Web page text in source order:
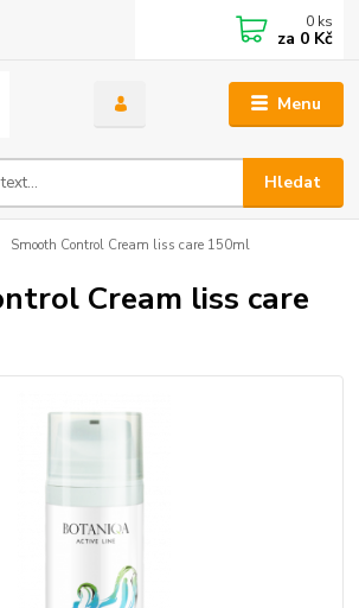
Menu
Hledat
0 ks
za 0 Kč
Smooth Control Cream liss care 150ml
Cream liss care